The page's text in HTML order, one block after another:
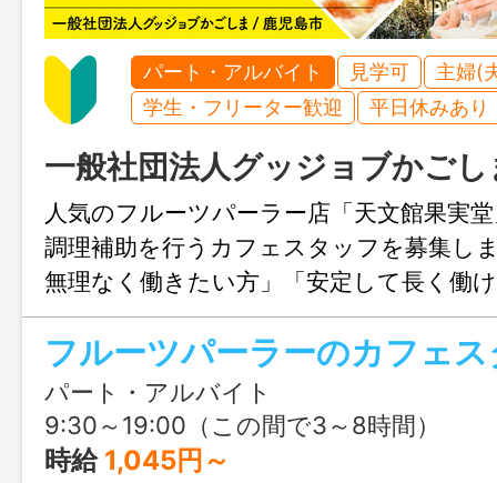
パート・アルバイト 見学可
主婦(
学生・フリーター歓迎
平日休みあり
一般社団法人グッジョブかごし
人気のフルーツパーラー店「天文館果実
調理補助を行うカフェスタッフを募集し
無理なく働きたい方」「安定して長く働
バイトをお探しの方」におすすめ！未経
でき、おしゃれなカフェで楽しく働けま
に撮りたくなるスイーツに囲まれながら
日モチベーションもアップ♪スイーツ好
割もあります！
フルーツパーラーのカフェ
パート・アルバイト
9:30～19:00（この間で3～8時間）
時給 1,045円～